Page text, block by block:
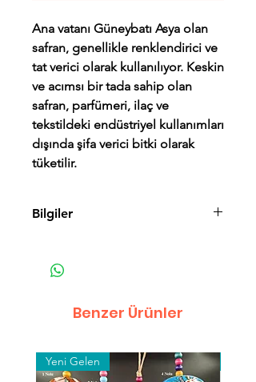
Ana vatanı Güneybatı Asya olan
safran, genellikle renklendirici ve
tat verici olarak kullanılıyor. Keskin
ve acımsı bir tada sahip olan
safran, parfümeri, ilaç ve
tekstildeki endüstriyel kullanımları
dışında şifa verici bitki olarak
tüketilir.
Bilgiler
Mesafeli Satış Sözleşmesi
Benzer Ürünler
Yeni Gelen